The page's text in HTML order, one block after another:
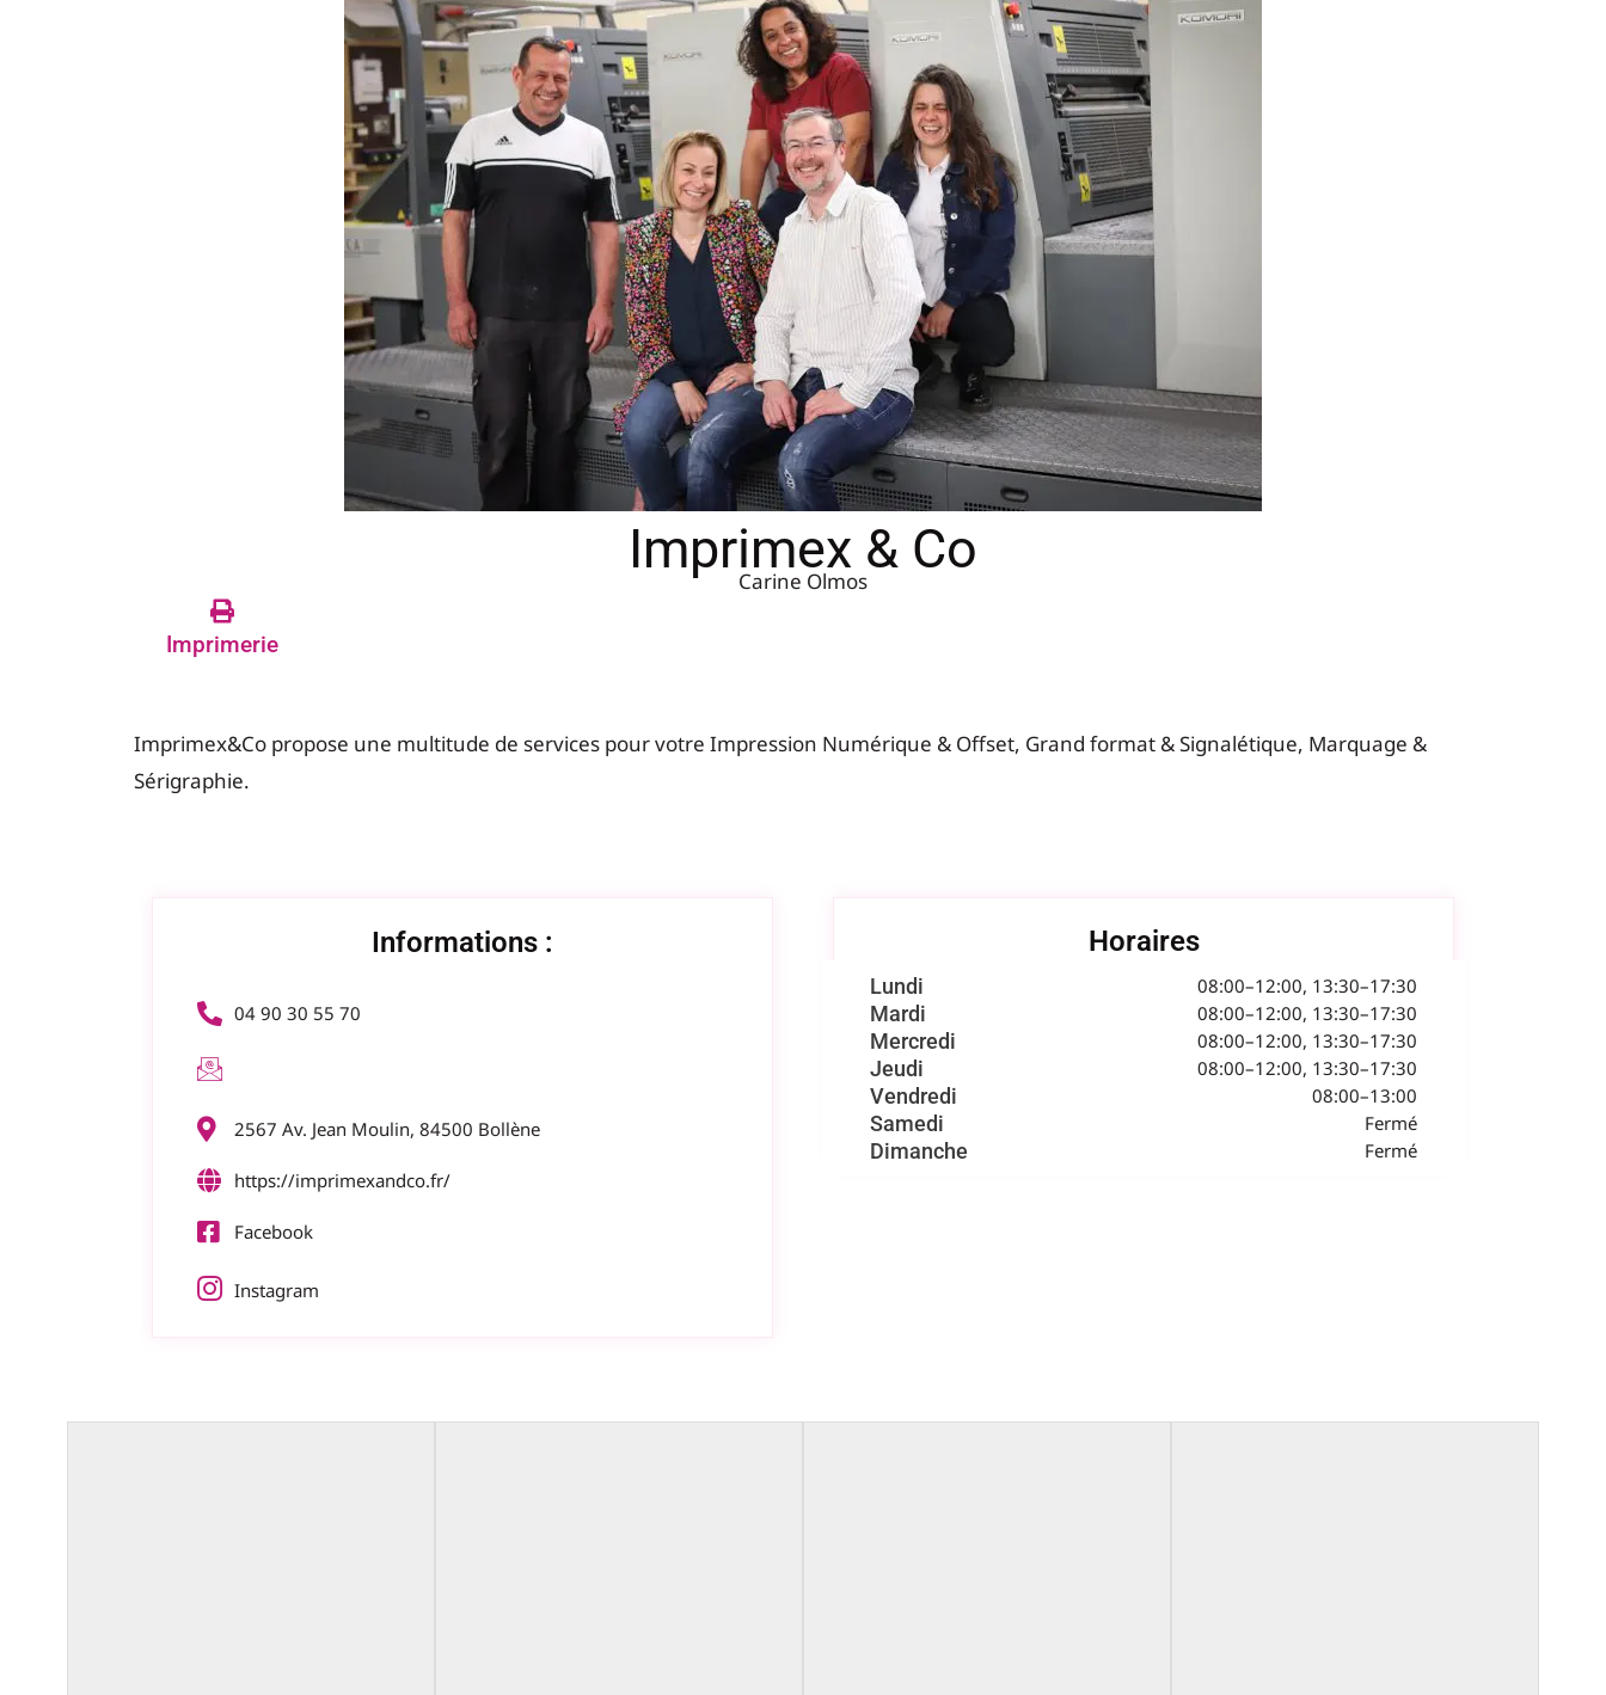
Imprimex & Co
Carine Olmos
Imprimerie
Imprimex&Co propose une multitude de services pour votre Impression Numérique & Offset, Grand format & Signalétique, Marquage &
Sérigraphie.
Informations :
04 90 30 55 70
2567 Av. Jean Moulin, 84500 Bollène
https://imprimexandco.fr/
Facebook
Instagram
Horaires
Lundi 08:00–12:00, 13:30–17:30
Mardi 08:00–12:00, 13:30–17:30
Mercredi 08:00–12:00, 13:30–17:30
Jeudi 08:00–12:00, 13:30–17:30
Vendredi 08:00–13:00
Samedi Fermé
Dimanche Fermé